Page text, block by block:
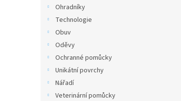
Ohradníky
Technologie
Obuv
Oděvy
Ochranné pomůcky
Unikátní povrchy
Nářadí
Veterinární pomůcky